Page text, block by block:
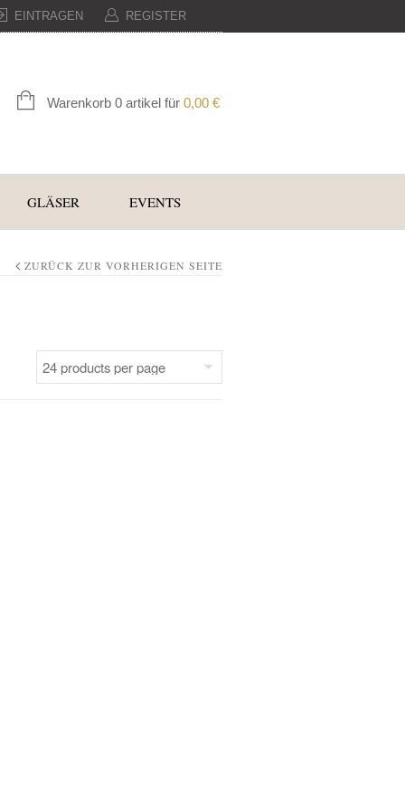
EINTRAGEN REGISTER
Warenkorb 0 artikel für 0,00 €
GLÄSER EVENTS
ZURÜCK ZUR VORHERIGEN SEITE